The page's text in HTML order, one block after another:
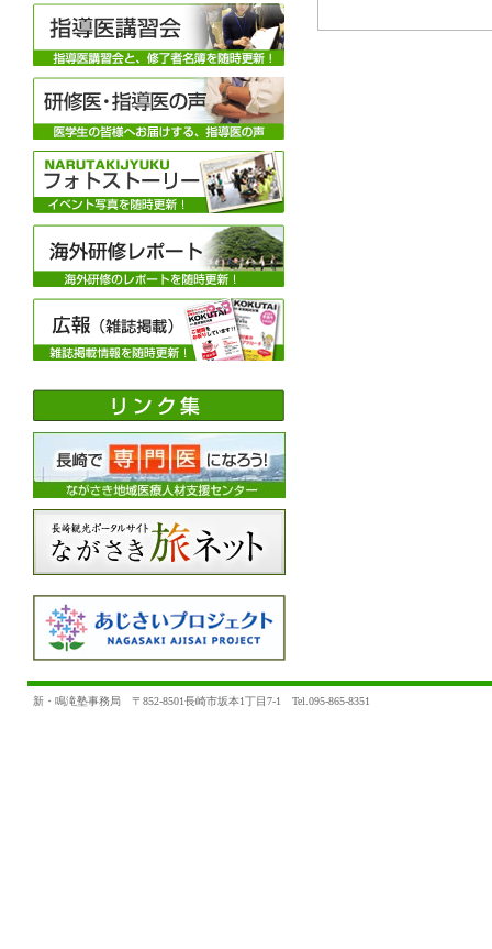
新・鳴滝塾事務局 〒852-8501長崎市坂本1丁目7-1 Tel.095-865-8351